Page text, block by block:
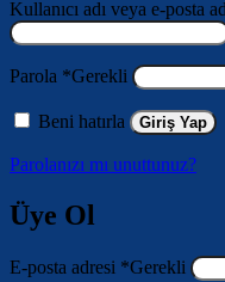
Kullanıcı adı veya e-posta
Parola *Gerekli
Beni hatırla Giriş Yap
Parolanızı mı unuttunuz?
Üye Ol
E-posta adresi *Gerekli